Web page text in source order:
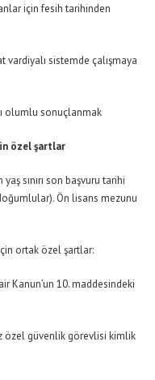
için fesih tarihinden
vardiyalı sistemde çalışmaya
olumlu sonuçlanmak
özel şartlar
sınırı son başvuru tarihi
Ön lisans mezunu
ortak özel şartlar:
Kanun’un 10. maddesindeki
özel güvenlik görevlisi kimlik